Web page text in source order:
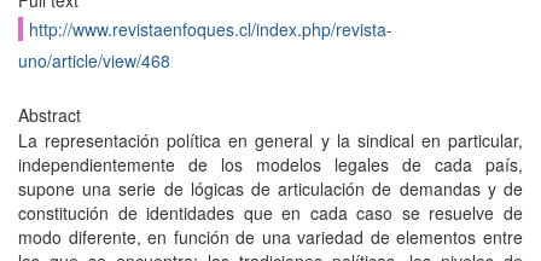
http://www.revistaenfoques.cl/index.php/revista-
uno/article/view/468
Abstract
La representación política en general y la sindical en particular,
independientemente de los modelos legales de cada país,
supone una serie de lógicas de articulación de demandas y de
constitución de identidades que en cada caso se resuelve de
modo diferente, en función de una variedad de elementos entre